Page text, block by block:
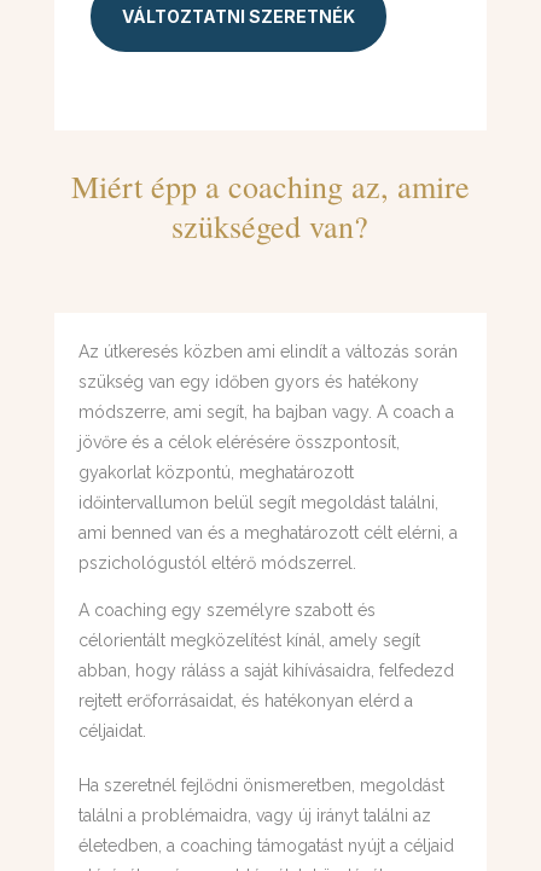
VÁLTOZTATNI SZERETNÉK
Miért épp a coaching az, amire
szükséged van?
Az útkeresés közben ami elindít a változás során
szükség van egy időben gyors és hatékony
módszerre, ami segít, ha bajban vagy. A coach a
jövőre és a célok elérésére összpontosít,
gyakorlat központú, meghatározott
időintervallumon belül segít megoldást találni,
ami benned van és a meghatározott célt elérni, a
pszichológustól eltérő módszerrel.
A coaching egy személyre szabott és
célorientált megközelítést kínál, amely segít
abban, hogy ráláss a saját kihívásaidra, felfedezd
rejtett erőforrásaidat, és hatékonyan elérd a
céljaidat.
Ha szeretnél fejlődni önismeretben, megoldást
találni a problémaidra, vagy új irányt találni az
életedben, a coaching támogatást nyújt a céljaid